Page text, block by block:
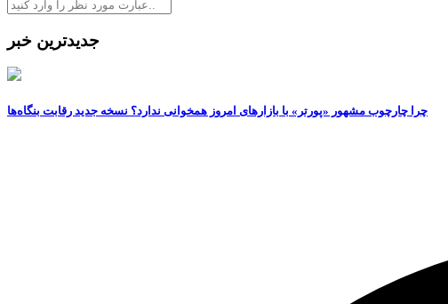
جدیدترین خبر
چرا چارچوب مشهور «پورتر» با بازارهای امروز همخوانی ندارد؟ نسخه جدید رقابت‌ بنگاه‌ها